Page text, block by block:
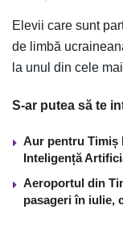
Elevii care sunt
de limbă
la unul din cele
S-ar putea să te
Aur pentru Timiș
Inteligență
Aeroportul din
pasageri în iulie,